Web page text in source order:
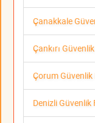
Çanakkale
Çankırı
Çorum Güvenlik
Denizli Güvenlik